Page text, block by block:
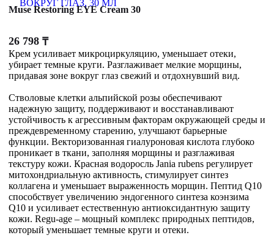
Muse Restoring EYE Cream 30
26 798 ₸
Крем усиливает микроциркуляцию, уменьшает отеки,
убирает темные круги. Разглаживает мелкие морщины,
придавая зоне вокруг глаз свежий и отдохнувший вид.
Стволовые клетки альпийской розы обеспечивают
надежную защиту, поддерживают и восстанавливают
устойчивость к агрессивным факторам окружающей среды и
преждевременному старению, улучшают барьерные
функции. Векторизованная гиалуроновая кислота глубоко
проникает в ткани, заполняя морщины и разглаживая
текстуру кожи. Красная водоросль Jania rubens регулирует
митохондриальную активность, стимулирует синтез
коллагена и уменьшает выраженность морщин. Пептид Q10
способствует увеличению эндогенного синтеза коэнзима
Q10 и усиливает естественную антиоксидантную защиту
кожи. Regu-age – мощный комплекс природных пептидов,
который уменьшает темные круги и отеки.